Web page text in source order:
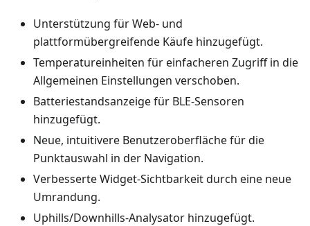
Unterstützung für Web- und
plattformübergreifende Käufe hinzugefügt.
Temperatureinheiten für einfacheren Zugriff in die
Allgemeinen Einstellungen verschoben.
Batteriestandsanzeige für BLE-Sensoren
hinzugefügt.
Neue, intuitivere Benutzeroberfläche für die
Punktauswahl in der Navigation.
Verbesserte Widget-Sichtbarkeit durch eine neue
Umrandung.
Uphills/Downhills-Analysator hinzugefügt.